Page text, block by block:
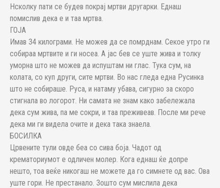
Нсколку пати се будев покрај мртви другарки. Еднаш
помислив дека е и таа мртва.
ГОЈА
Имав 34 килограми. Не можев да се помрднам. Секое утро ги
собираа мртвите и ги носеа. А јас бев се уште жива и толку
уморна што не можев да испуштам ни глас. Тука сум, на
колата, со куп други, сите мртви. Во нас гледа една Русинка
што не собираше. Руса, и натаму убава, сигурно за скоро
стигнала во логорот. Ни самата не знам како забележала
дека сум жива, па ме сокри, и таа преживеав. После ми рече
дека ми ги видела очите и дека така знаела.
БОСИЛКА
Црвените тули овде беа со сива боја. Чадот од
крематориумот е одличен молер. Кога еднаш ќе допре
нешто, тоа веќе никогаш не можете да го симнете од вас. Ова
уште гори. Не престанало. Зошто сум мислила дека